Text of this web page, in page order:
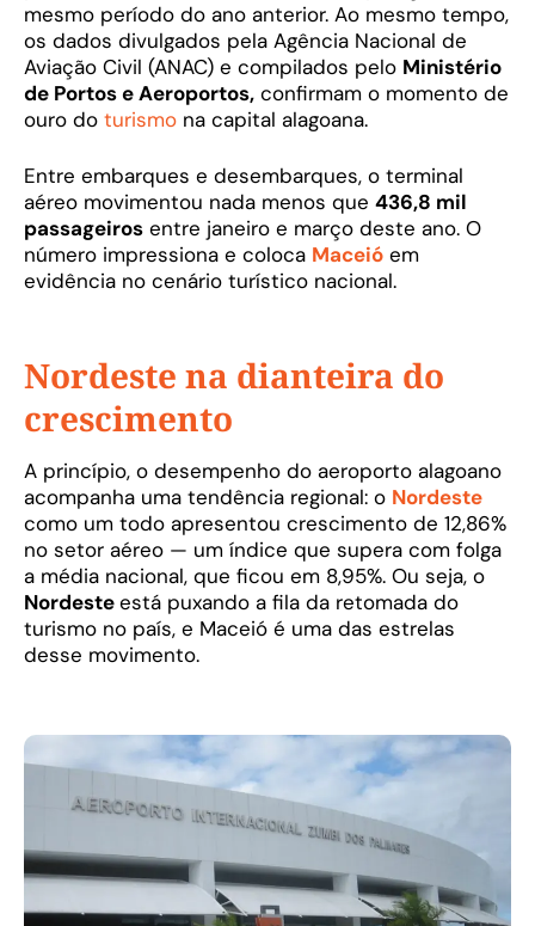
mesmo período do ano anterior. Ao mesmo tempo,
os dados divulgados pela Agência Nacional de
Aviação Civil (ANAC) e compilados pelo Ministério
de Portos e Aeroportos, confirmam o momento de
ouro do turismo na capital alagoana.
Entre embarques e desembarques, o terminal
aéreo movimentou nada menos que 436,8 mil
passageiros entre janeiro e março deste ano. O
número impressiona e coloca Maceió em
evidência no cenário turístico nacional.
Nordeste na dianteira do
crescimento
A princípio, o desempenho do aeroporto alagoano
acompanha uma tendência regional: o Nordeste
como um todo apresentou crescimento de 12,86%
no setor aéreo — um índice que supera com folga
a média nacional, que ficou em 8,95%. Ou seja, o
Nordesteestá puxando a fila da retomada do
turismo no país, e Maceió é uma das estrelas
desse movimento.